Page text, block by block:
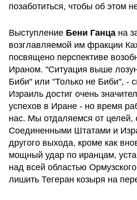
позаботиться, чтобы об этом
Выступление Бени Ганца на
возглавляемой им фракции
посвящено перспективе
Ираном. "Ситуация выше
Биби" или "Только не Биби", -
Израиль достиг очень
успехов в Иране - но время
нас. Мы отдаляемся от целей,
Соединенными Штатами и
другого выхода, кроме как
мощный удар по иранцам,
над всей областью
лишить Тегеран козыря на